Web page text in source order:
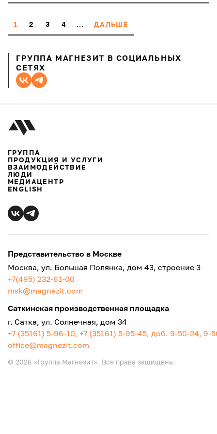
1 2 3 4 ... ДАЛЬШЕ
ГРУППА МАГНЕЗИТ В СОЦИАЛЬНЫХ
СЕТЯХ
ГРУППА
ПРОДУКЦИЯ И УСЛУГИ
ВЗАИМОДЕЙСТВИЕ
ЛЮДИ
МЕДИАЦЕНТР
ENGLISH
Представительство в Москве
Москва, ул. Большая Полянка, дом 43, строение 3
+7(495) 232-61-00
msk@magnezit.com
Саткинская производственная площадка
г. Сатка, ул. Солнечная, дом 34
+7 (35161) 5-96-10, +7 (35161) 5-95-45, доб. 9-50-24, 9-
office@magnezit.com
© 2026 «Группа Магнезит». Все права защищены